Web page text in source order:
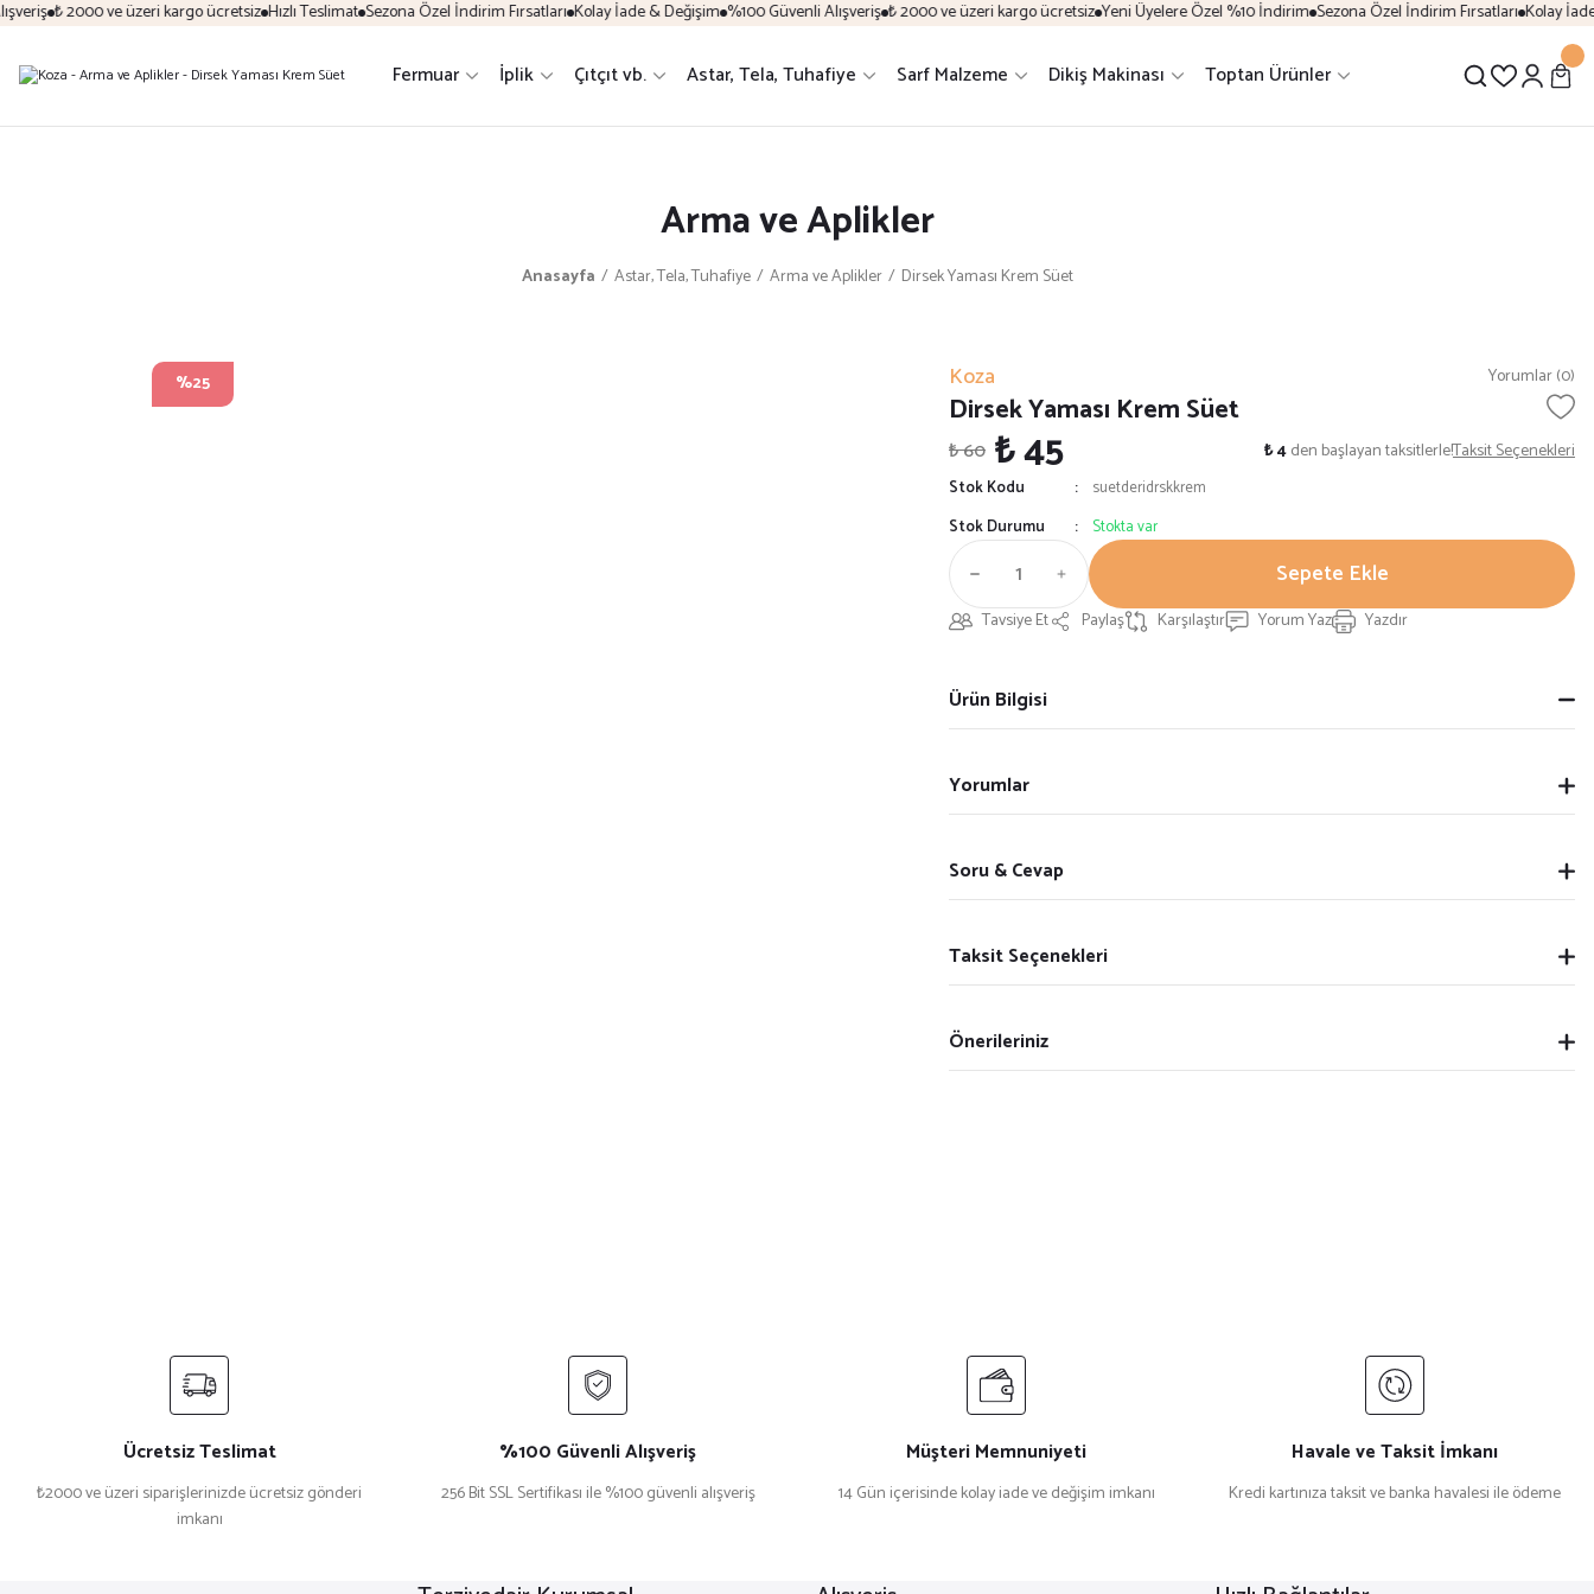
₺ 2000 ve üzeri kargo ücretsiz Hızlı Teslimat Sezona Özel İndirim Fırsatları Kolay İade & Değişim %100 Güvenli Alışveriş ₺ 2000 ve üzeri kargo ücretsiz Yeni Üyelere Özel %10 İndirim Sezona Özel İndirim Fırsatları Kolay İade
Fermuar İplik Çıtçıt vb. Astar, Tela, Tuhafiye Sarf Malzeme Dikiş Makinası Toptan Ürünler
Arma ve Aplikler
Anasayfa Astar, Tela, Tuhafiye Arma ve Aplikler Dirsek Yaması Krem Süet
%25 Koza Yorumlar (0)
Dirsek Yaması Krem Süet
₺ 60 ₺ 45 ₺ 4den başlayan taksitlerle!Taksit Seçenekleri
Stok Kodu
suetderidrskkrem
Stok Durumu
Stokta var
Sepete Ekle
Tavsiye Et Paylaş Karşılaştır Yorum Yaz Yazdır
Ürün Bilgisi
Yorumlar
Soru & Cevap
Taksit Seçenekleri
Önerileriniz
Ücretsiz Teslimat
₺2000 ve üzeri siparişlerinizde ücretsiz gönderi
imkanı
%100 Güvenli Alışveriş
256 Bit SSL Sertifikası ile %100 güvenli alışveriş
Müşteri Memnuniyeti
14 Gün içerisinde kolay iade ve değişim imkanı
Havale ve Taksit İmkanı
Kredi kartınıza taksit ve banka havalesi ile ödeme